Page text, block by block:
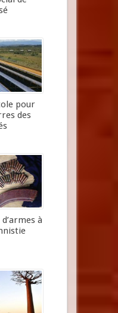
pour
des
à